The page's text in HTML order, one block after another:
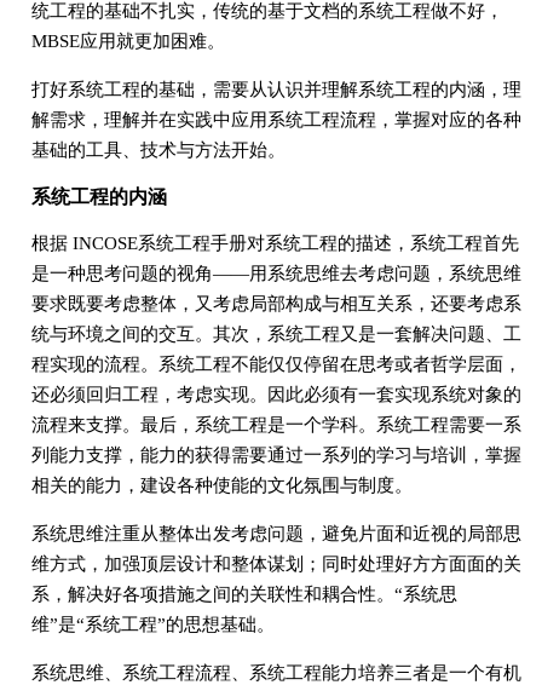
统工程的基础不扎实，传统的基于文档的系统工程做不好，
MBSE应用就更加困难。
打好系统工程的基础，需要从认识并理解系统工程的内涵，理
解需求，理解并在实践中应用系统工程流程，掌握对应的各种
基础的工具、技术与方法开始。
系统工程的内涵
根据 INCOSE系统工程手册对系统工程的描述，系统工程首先
是一种思考问题的视角——用系统思维去考虑问题，系统思维
要求既要考虑整体，又考虑局部构成与相互关系，还要考虑系
统与环境之间的交互。其次，系统工程又是一套解决问题、工
程实现的流程。系统工程不能仅仅停留在思考或者哲学层面，
还必须回归工程，考虑实现。因此必须有一套实现系统对象的
流程来支撑。最后，系统工程是一个学科。系统工程需要一系
列能力支撑，能力的获得需要通过一系列的学习与培训，掌握
相关的能力，建设各种使能的文化氛围与制度。
系统思维注重从整体出发考虑问题，避免片面和近视的局部思
维方式，加强顶层设计和整体谋划；同时处理好方方面面的关
系，解决好各项措施之间的关联性和耦合性。“系统思
维”是“系统工程”的思想基础。
系统思维、系统工程流程、系统工程能力培养三者是一个有机